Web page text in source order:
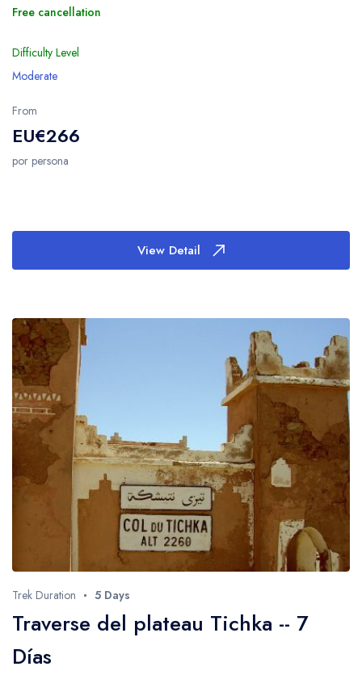
Free cancellation
Difficulty Level
Moderate
From
EU€266
por persona
View Detail
Trek Duration 5 Days
Traverse del plateau Tichka -- 7
Días